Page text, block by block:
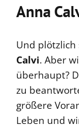
Anna
Und
Calvi. Aber
überhaupt?
zu
größere
Leben und